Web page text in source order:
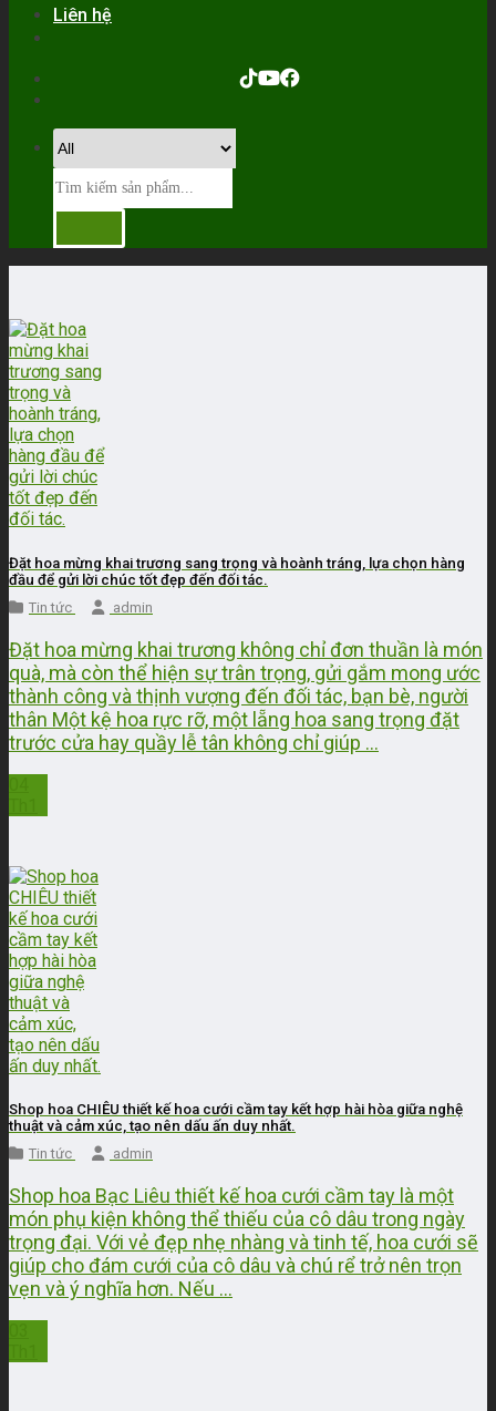
Liên hệ
Đặt hoa mừng khai trương sang trọng và hoành tráng, lựa chọn hàng
đầu để gửi lời chúc tốt đẹp đến đối tác.
Tin tức
admin
Đặt hoa mừng khai trương không chỉ đơn thuần là món
quà, mà còn thể hiện sự trân trọng, gửi gắm mong ước
thành công và thịnh vượng đến đối tác, bạn bè, người
thân Một kệ hoa rực rỡ, một lẵng hoa sang trọng đặt
trước cửa hay quầy lễ tân không chỉ giúp ...
Shop hoa CHIÊU thiết kế hoa cưới cầm tay kết hợp hài hòa giữa nghệ
thuật và cảm xúc, tạo nên dấu ấn duy nhất.
Tin tức
admin
Shop hoa Bạc Liêu thiết kế hoa cưới cầm tay là một
món phụ kiện không thể thiếu của cô dâu trong ngày
trọng đại. Với vẻ đẹp nhẹ nhàng và tinh tế, hoa cưới sẽ
giúp cho đám cưới của cô dâu và chú rể trở nên trọn
vẹn và ý nghĩa hơn. Nếu ...